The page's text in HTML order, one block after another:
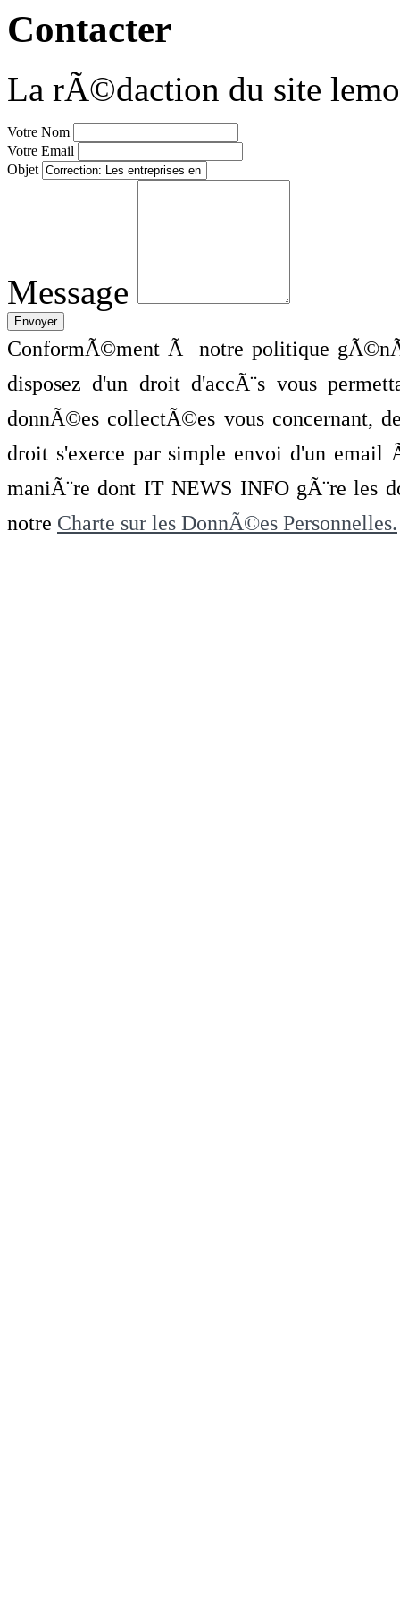
Contacter
La rÃ©daction du site
Votre Nom
Votre Email
Objet
Message
ConformÃ©ment Ã notre politique
disposez d'un droit d'accÃ¨s vous
donnÃ©es collectÃ©es vous concernant,
droit s'exerce par simple envoi d'un
maniÃ¨re dont IT NEWS INFO gÃ¨re les
notre Charte sur les DonnÃ©es Personnelles.